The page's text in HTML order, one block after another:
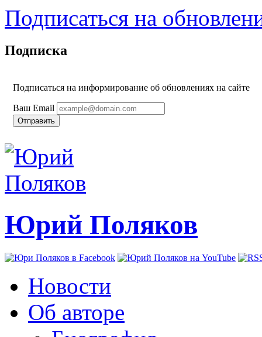
Подписаться на
Подписка
Подписаться на информирование об обновлениях на сайте
Ваш Email
Юрий Поляков
Новости
Об авторе